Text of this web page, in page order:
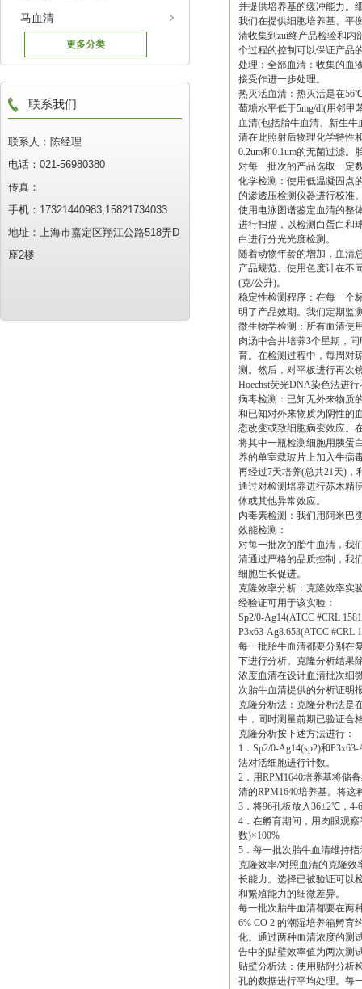
马血清
更多分类
联系我们
联系人：陈经理
电话：021-56980380
传真：
手机：17321440983,15821734033
地址：上海市嘉定区翔江公路518弄D
座2楼
并提供培养基的缓冲能力。
我们在提供细胞培养基、平
清收集到zui终产品检验和内
个过程的控制可以保证产品
处理：全部血清：收集的血
接受作进一步处理。
热灭活血清：热灭活是在
萄糖水平低于5mg/dl(用邻甲
血清(包括胎牛血清、新生
清在此照射后物理化学特性
0.2um和0.1um的无菌过滤
对每一批次的产品选取一定
化学检测：使用低温凝固点
的渗透压检测仪器进行校准
使用电泳图谱鉴定血清的整
进行扫描，以检测白蛋白和
白进行分光光度检测。
随着动物年龄的增加，血清
产品规范。使用色度计在不
(克/公升)。
稳定性检测程序：在每一个
明了产品效期。我们定期监
微生物学检测：所有血清使
肉汤中合并培养3个星期，
育。在检测过程中，每周对
测。然后，对平板进行再次
Hoechst荧光DNA染色法进
病毒检测：已知无外来物质
和已知对外来物质为阴性的
态改变或致细胞病变效应。
将其中一瓶检测细胞用胰蛋
养的单室载玻片上加入牛病
再经过7天培养(总共21天)，
通过对检测培养进行苏木精
体或其他异常效应。
内毒素检测：我们用阿米巴
效能检测：
对每一批次的胎牛血清，我
清通过严格的品质控制，我
细胞生长促进。
克隆效率分析：克隆效率实
经验证可用于该实验：
Sp2/0-Ag14(ATCC #CRL
P3x63-Ag8.653(ATCC #CRL
每一批胎牛血清都要分别在
下进行分析。克隆分析结果
浓度血清在设计血清批次细
次胎牛血清提供的分析证明
克隆分析法：克隆分析法是
中，同时测量前期已验证合
克隆分析按下述方法进行：
1．Sp2/0-Ag14(sp2)和
法对活细胞进行计数。
2．用RPM1640培养基将储
清的RPM1640培养基。将
3．将96孔板放入36±2℃，4-
4．在孵育期间，用肉眼观
数)×100%
5．每一批次胎牛血清维持
克隆效率/对照血清的克隆
长能力。选择已被验证可以
和繁殖能力的细微差异。
每一批次胎牛血清都要在两
6% CO 2 的潮湿培养箱孵育
化。通过两种血清浓度的测
告中的贴壁效率值为两次测
贴壁分析法：使用贴附分析
孔的数据进行平均处理。每